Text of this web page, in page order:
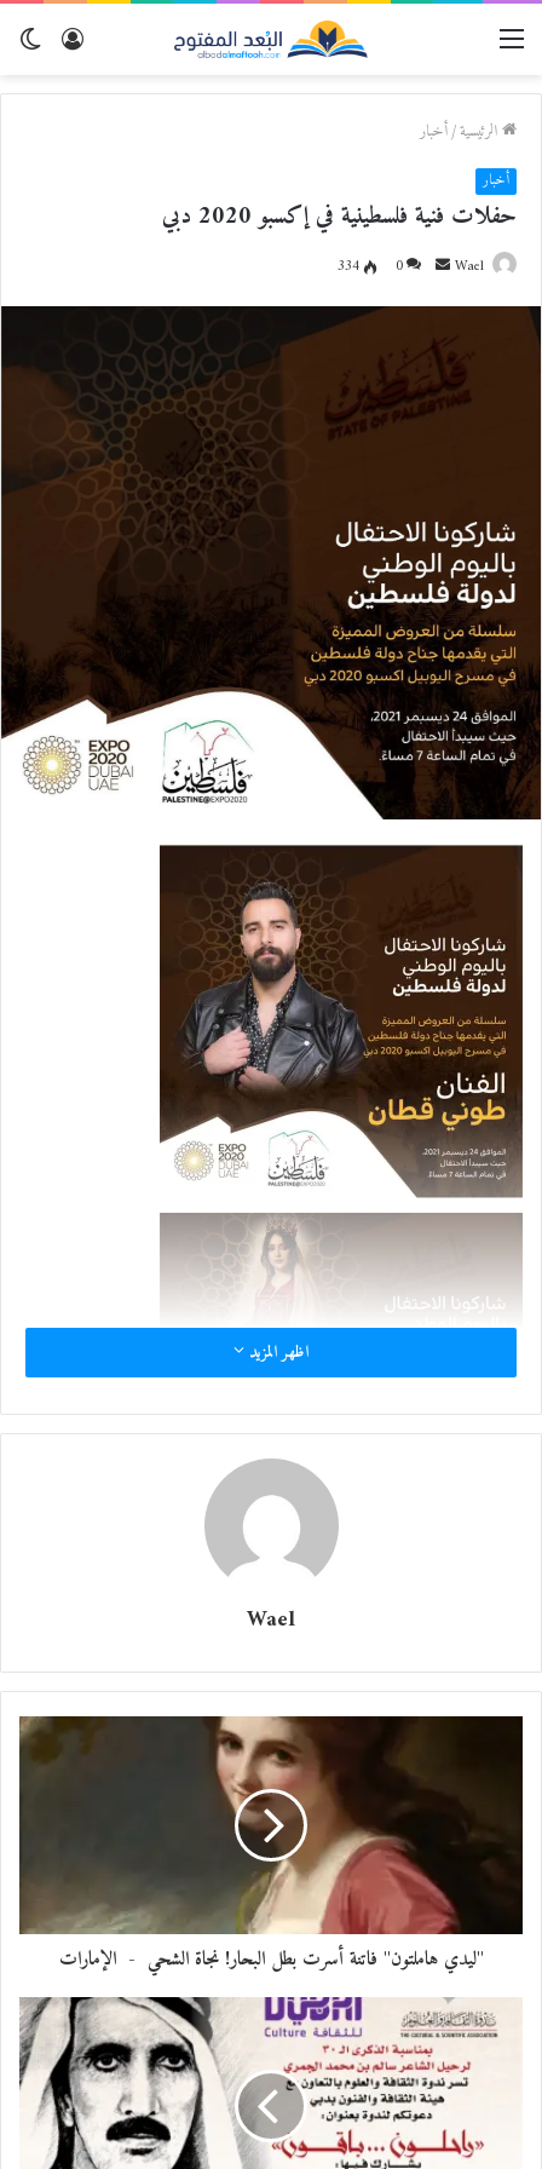
تسجيل
الرئيسية/أخبار
أخبار
حفلات فنية فلسطينية في إكسبو 2020 دبي
Wael
ل
ب
ر
إ
ل
ك
ت
ر
و
ي
ا
0
334
ينظم الجناح الفلسطيني في إكسبو دبي 2020
يوم 24 ديسمبر / كانون الأول 2021 احتفالًا
في اليوم الوطني الفلسطيني.
يتضمن الاحتفال فعاليات مختلفة ، ويحيي فنانون
اظهر المزيد
Wael
"ليدي هاملتون" فاتنة أسرت بطل البحار! نجاة الشحي - الإمارات